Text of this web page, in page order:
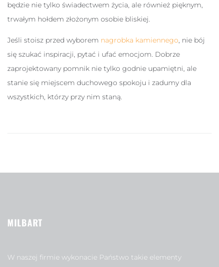
będzie nie tylko świadectwem życia, ale również pięknym,
trwałym hołdem złożonym osobie bliskiej.
Jeśli stoisz przed wyborem nagrobka kamiennego, nie bój
się szukać inspiracji, pytać i ufać emocjom. Dobrze
zaprojektowany pomnik nie tylko godnie upamiętni, ale
stanie się miejscem duchowego spokoju i zadumy dla
wszystkich, którzy przy nim staną.
MILBART
W naszej firmie wykonacie Państwo takie elementy